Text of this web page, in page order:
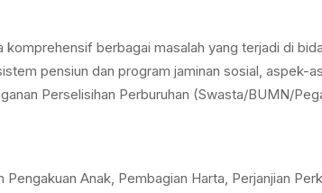
berbagai masalah yang terjadi di
pensiun dan program jaminan sosial, aspek-
Perselisihan Perburuhan (Swasta/BUMN/
Anak, Pembagian Harta, Perjanjian